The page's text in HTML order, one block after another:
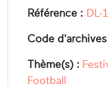
Référence : DL-1
Code
Thème(s) :
Football